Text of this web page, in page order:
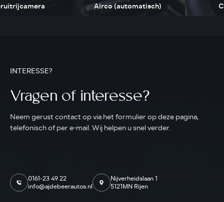
Airco (automatisch)
INTERESSE?
Vragen of interesse?
Neem gerust contact op via het formulier op deze pagina,
telefonisch of per e-mail. Wij helpen u snel verder.
0161-23 49 22
info@ajdebeerautos.nl
Nijverheidslaan 1
5121MN Rijen